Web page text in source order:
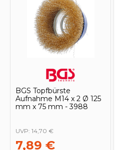
BGS Topfbürste
Aufnahme M14 x 2 Ø 125
mm x 75 mm - 3988
7,89 €
UVP: 14,70 €